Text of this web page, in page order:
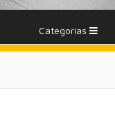
Categorías